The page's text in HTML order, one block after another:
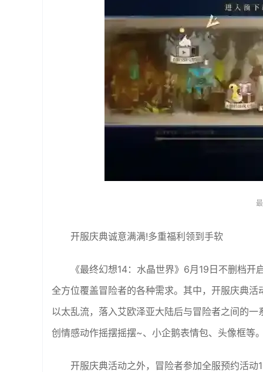
开服庆典诚意满满!多重福利领到手软
《最终幻想14：水晶世界》6月19日不删档
全方位覆盖冒险者的各种需求。其中，开服庆典
以太乱流，落入艾欧泽亚大陆后与冒险者之间的
创情感动作摇摆摇摆~、小企鹅表情包、头像框等
开服庆典活动之外，冒险者参加全服预约活